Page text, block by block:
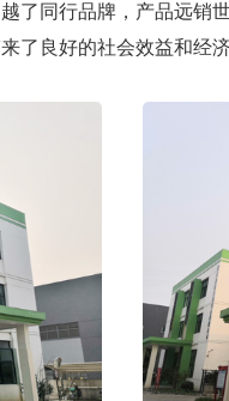
了同行品牌，产品远销
了良好的社会效益和经济